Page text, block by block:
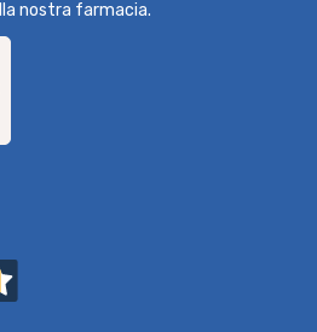
nostra farmacia.